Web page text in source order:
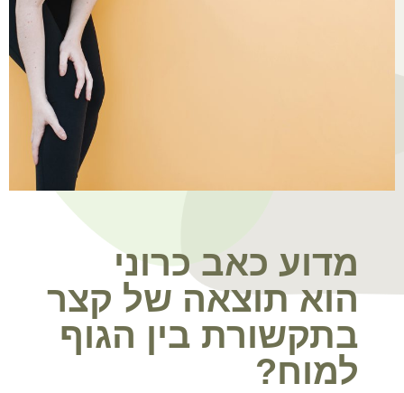
מדוע כאב כרוני
הוא תוצאה של קצר
בתקשורת בין הגוף
למוח?